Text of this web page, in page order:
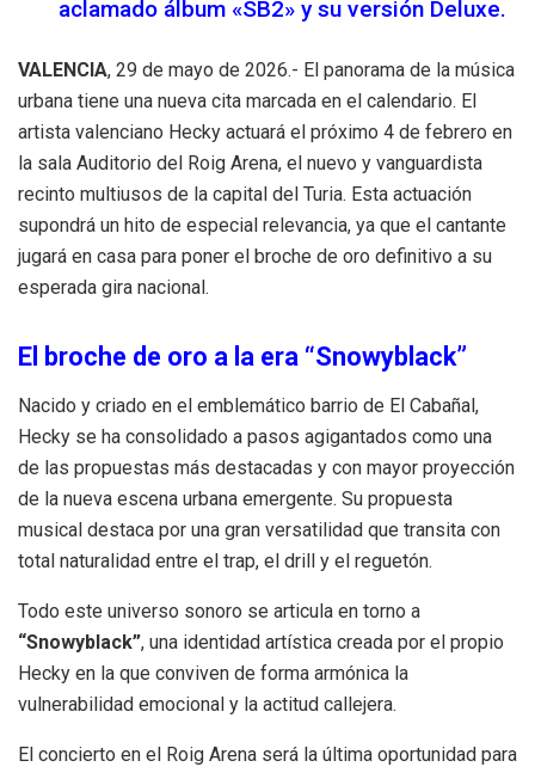
aclamado álbum «SB2» y su versión Deluxe.
VALENCIA, 29 de mayo de 2026.- El panorama de la música
urbana tiene una nueva cita marcada en el calendario. El
artista valenciano Hecky actuará el próximo 4 de febrero en
la sala Auditorio del Roig Arena, el nuevo y vanguardista
recinto multiusos de la capital del Turia. Esta actuación
supondrá un hito de especial relevancia, ya que el cantante
jugará en casa para poner el broche de oro definitivo a su
esperada gira nacional .
El broche de oro a la era “Snowyblack”
Nacido y criado en el emblemático barrio de El Cabañal,
Hecky se ha consolidado a pasos agigantados como una
de las propuestas más destacadas y con mayor proyección
de la nueva escena urbana emergente. Su propuesta
musical destaca por una gran versatilidad que transita con
total naturalidad entre el trap, el drill y el reguetón.
Todo este universo sonoro se articula en torno a
“Snowyblack”, una identidad artística creada por el propio
Hecky en la que conviven de forma armónica la
vulnerabilidad emocional y la actitud callejera.
El concierto en el Roig Arena será la última oportunidad para